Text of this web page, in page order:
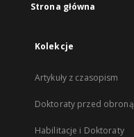
Strona główna
Kolekcje
Artykuły z czasopism
Doktoraty przed obroną
Habilitacje i Doktoraty